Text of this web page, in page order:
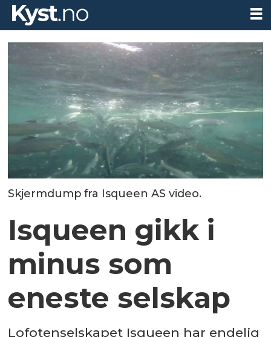
Skjermdump fra Isqueen AS video.
Isqueen gikk i
minus som
eneste selskap
Lofotenselskapet Isqueen har endelig